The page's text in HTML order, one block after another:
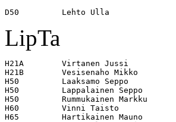
LipTa
H21A        Virtanen Jussi
H21B        Vesisenaho Mikko
H50         Laaksamo Seppo
H50         Lappalainen Seppo
H50         Rummukainen Markku
H60         Vinni Taisto
H65         Hartikainen Mauno